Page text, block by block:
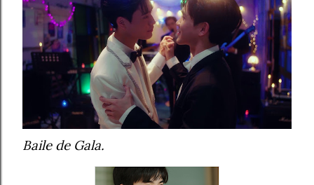
Baile de Gala.